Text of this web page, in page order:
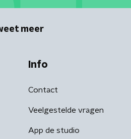
meer
Info
Contact
Veelgestelde vragen
App de studio